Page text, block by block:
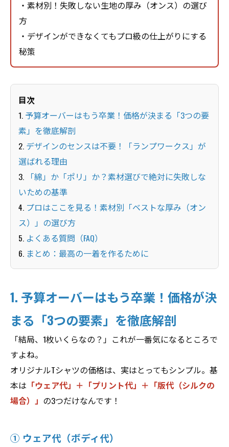
・素材別！失敗しない生地の厚み（オンス）の選び
方
・デザインができなくてもプロ級の仕上がりにする
秘策
目次
1. 予算オーバーはもう卒業！価格が決まる「3つの要
素」を徹底解剖
2. デザインのセンスは不要！「ランプワークス」が
選ばれる理由
3. 「綿」か「ポリ」か？素材選びで絶対に失敗しな
いための基準
4. プロはここを見る！素材別「ベストな厚み（オン
ス）」の選び方
5. よくある質問（FAQ）
6. まとめ：最高の一着を作るために
1. 予算オーバーはもう卒業！価格が決
まる「3つの要素」を徹底解剖
「結局、1枚いくらなの？」これが一番気になるところで
すよね。
オリジナルTシャツの価格は、実はとってもシンプル。基
本は 「ウェア代」＋「プリント代」＋「版代（シルクの
場合）」 の3つだけなんです！
① ウェア代（ボディ代）